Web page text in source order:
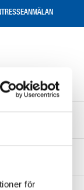
för